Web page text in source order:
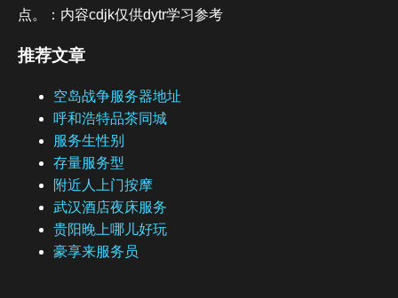
点。：内容cdjk仅供dytr学习参考
推荐文章
空岛战争服务器地址
呼和浩特品茶同城
服务生性别
存量服务型
附近人上门按摩
武汉酒店夜床服务
贵阳晚上哪儿好玩
豪享来服务员